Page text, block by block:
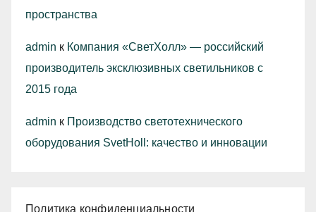
пространства
admin к Компания «СветХолл» — российский
производитель эксклюзивных светильников с
2015 года
admin к Производство светотехнического
оборудования SvetHoll: качество и инновации
Политика конфиденциальности